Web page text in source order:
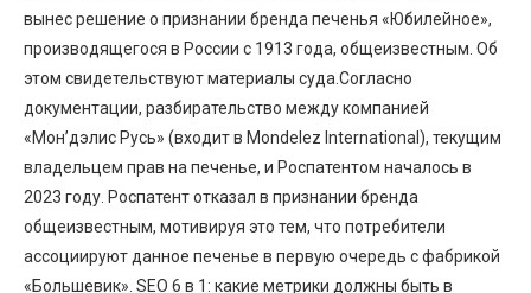
вынес решение о признании бренда печенья «Юбилейное»,
производящегося в России с 1913 года, общеизвестным. Об
этом свидетельствуют материалы суда.Согласно
документации, разбирательство между компанией
«Мон’дэлис Русь» (входит в Mondelez International), текущим
владельцем прав на печенье, и Роспатентом началось в
2023 году. Роспатент отказал в признании бренда
общеизвестным, мотивируя это тем, что потребители
ассоциируют данное печенье в первую очередь с фабрикой
«Большевик». SEO 6 в 1: какие метрики должны быть в